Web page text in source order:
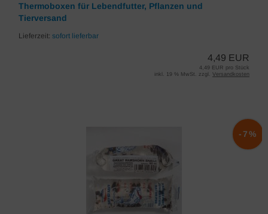
Thermoboxen für Lebendfutter, Pflanzen und
Tierversand
Lieferzeit: sofort lieferbar
4,49 EUR
4,49 EUR pro Stück
inkl. 19 % MwSt. zzgl. Versandkosten
-7%